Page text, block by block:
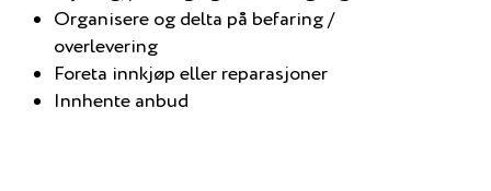
Organisere og delta på befaring /
overlevering
Foreta innkjøp eller reparasjoner
Innhente anbud